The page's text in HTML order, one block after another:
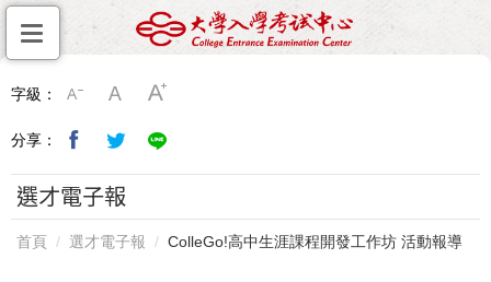
字級：
分享：
選才電子報
首頁 選才電子報 ColleGo!高中生涯課程開發工作坊 活動報導